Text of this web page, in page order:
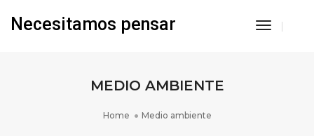
Necesitamos pensar
Toggle
MEDIO AMBIENTE
Home Medio ambiente